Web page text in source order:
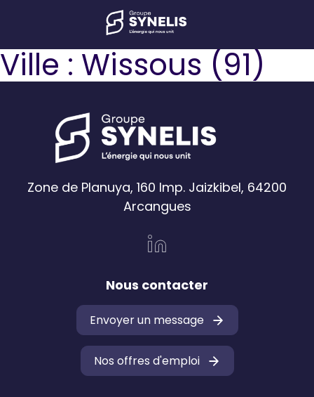
Ville : Wissous (91)
Zone de Planuya, 160 Imp. Jaizkibel, 64200
Arcangues
Nous contacter
Envoyer un message
Nos offres d'emploi